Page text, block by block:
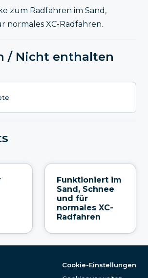
zum Radfahren im Sand,
normales XC-Radfahren.
/ Nicht enthalten
Funktioniert im
Sand, Schnee
und für
normales XC-
Radfahren
Cookie-Einstellungen